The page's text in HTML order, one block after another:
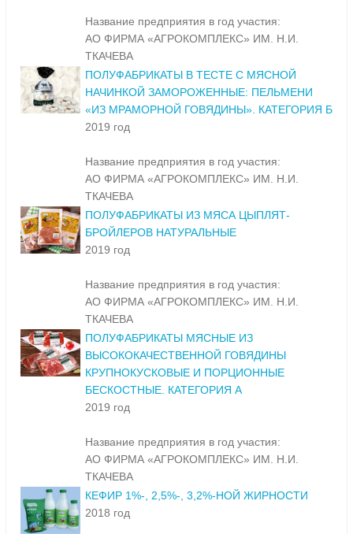
Название предприятия в год участия:
АО ФИРМА «АГРОКОМПЛЕКС» ИМ. Н.И.
ТКАЧЕВА
ПОЛУФАБРИКАТЫ В ТЕСТЕ С МЯСНОЙ
НАЧИНКОЙ ЗАМОРОЖЕННЫЕ: ПЕЛЬМЕНИ
«ИЗ МРАМОРНОЙ ГОВЯДИНЫ». КАТЕГОРИЯ Б
2019 год
Название предприятия в год участия:
АО ФИРМА «АГРОКОМПЛЕКС» ИМ. Н.И.
ТКАЧЕВА
ПОЛУФАБРИКАТЫ ИЗ МЯСА ЦЫПЛЯТ-
БРОЙЛЕРОВ НАТУРАЛЬНЫЕ
2019 год
Название предприятия в год участия:
АО ФИРМА «АГРОКОМПЛЕКС» ИМ. Н.И.
ТКАЧЕВА
ПОЛУФАБРИКАТЫ МЯСНЫЕ ИЗ
ВЫСОКОКАЧЕСТВЕННОЙ ГОВЯДИНЫ
КРУПНОКУСКОВЫЕ И ПОРЦИОННЫЕ
БЕСКОСТНЫЕ. КАТЕГОРИЯ А
2019 год
Название предприятия в год участия:
АО ФИРМА «АГРОКОМПЛЕКС» ИМ. Н.И.
ТКАЧЕВА
КЕФИР 1%-, 2,5%-, 3,2%-НОЙ ЖИРНОСТИ
2018 год